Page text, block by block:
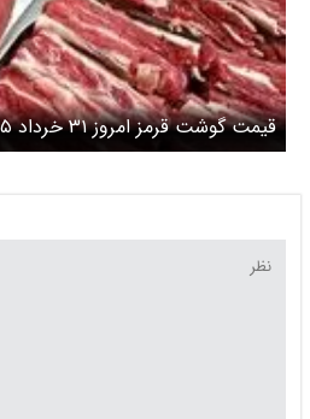
گوسفندی کیلویی چند؟ + جدول